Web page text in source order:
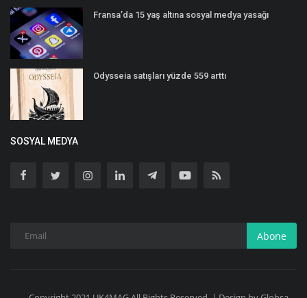
Fransa’da 15 yaş altına sosyal medya yasağı
Odysseia satışları yüzde 559 arttı
SOSYAL MEDYA
Abone